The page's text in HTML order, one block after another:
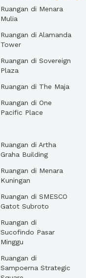
Ruangan di Menara
Mulia
Ruangan di Alamanda
Tower
Ruangan di Sovereign
Plaza
Ruangan di The Maja
Ruangan di One
Pacific Place
Ruangan di Artha
Graha Building
Ruangan di Menara
Kuningan
Ruangan di SMESCO
Gatot Subroto
Ruangan di
Sucofindo Pasar
Minggu
Ruangan di
Sampoerna Strategic